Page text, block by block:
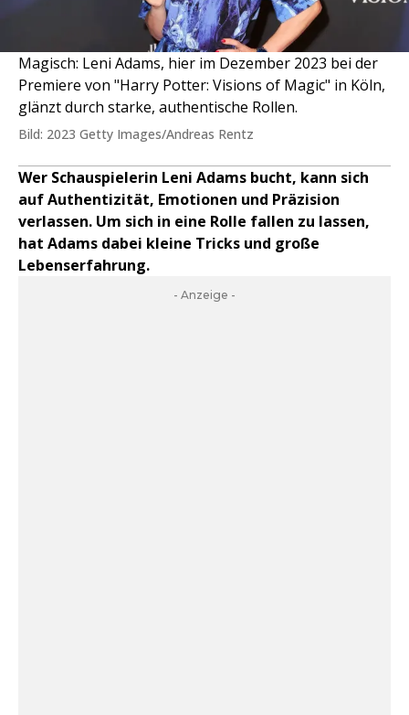
Magisch: Leni Adams, hier im Dezember 2023 bei der
Premiere von "Harry Potter: Visions of Magic" in Köln,
glänzt durch starke, authentische Rollen.
Bild: 2023 Getty Images/Andreas Rentz
Wer Schauspielerin Leni Adams bucht, kann sich
auf Authentizität, Emotionen und Präzision
verlassen. Um sich in eine Rolle fallen zu lassen,
hat Adams dabei kleine Tricks und große
Lebenserfahrung.
- Anzeige -